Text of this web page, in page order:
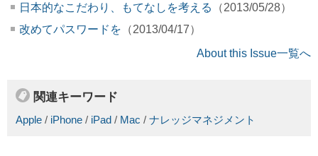
日本的なこだわり、もてなしを考える
（2013/05/28）
改めてパスワードを （2013/04/17）
About this Issue一覧へ
関連キーワード
Apple / iPhone / iPad / Mac / ナレッジマネジメント